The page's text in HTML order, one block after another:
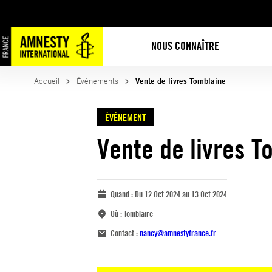
NOUS CONNAÎTRE
Accueil Évènements Vente de livres Tomblaine
ÉVÈNEMENT
Vente de livres
Quand :Du 12 Oct 2024 au 13 Oct 2024
Où :Tomblaire
Contact :nancy@amnestyfrance.fr